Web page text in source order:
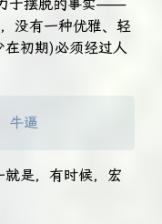
于摆脱的事实——
没有一种优雅、轻
初期)必须经过人
牛逼
是，有时候，宏